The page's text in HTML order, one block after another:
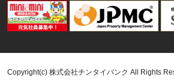
Copyright(c) 株式会社チンタイバンク All Rights